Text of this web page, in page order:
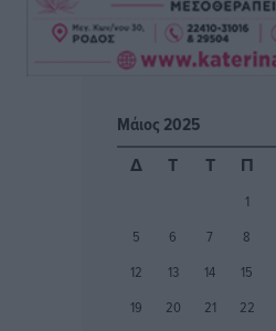
Δημόσιο: Το νέο καθεστώς
προβλέπει το νομοσχέδιο του
Αστυπάλαια: Το φως που
Μάιος 2025
Δ
Τ Τ Π
1
5
6 7 8
12
13 14 15
19
20 21 22